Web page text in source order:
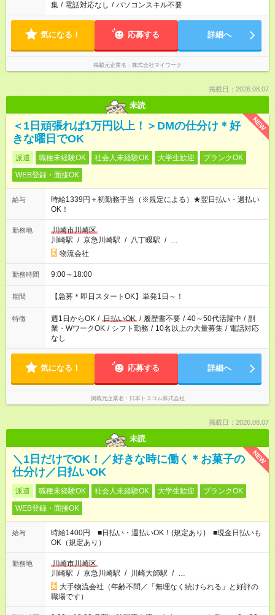
集 / 電話対応なし / パソコンスキル不要
気になる！ 応募する 詳細へ
掲載元企業名 株式会社マイワーク
掲載日：2026.08.07
未読
NEW
＜1日頑張れば1万円以上！＞DMの仕分け＊好
きな曜日でOK
派遣 職種未経験OK 社会人未経験OK 大学生歓迎
ブランクOK
WEB登録・面接OK
給与
時給1339円＋初勤務手当（※規定による）★翌日払い・週払い
OK！
勤務地
川崎市川崎区
川崎駅 / 京急川崎駅 / 八丁畷駅 / …
物流会社
勤務時間 9:00～18:00
期間 【急募＊即日スタートOK】単発1日～！
特徴 週1日からOK / 日払いOK / 履歴書不要 / 40～50代活躍中 / 副
業・WワークOK / シフト勤務 / 10名以上の大量募集 / 電話対応
なし
気になる！ 応募する 詳細へ
掲載元企業名 日本トスコム株式会社
掲載日：2026.08.07
未読
NEW
＼1日だけでOK！／好きな時に働く＊お菓子の
仕分け／日払いOK
派遣 職種未経験OK 社会人未経験OK 大学生歓迎
ブランクOK
WEB登録・面接OK
給与
時給1400円 ■日払い・週払いOK！(規定あり) ■現金日払いも
OK（規定あり）
勤務地
川崎市川崎区
川崎駅 / 京急川崎駅 / 川崎大師駅 / …
大手物流会社（年齢不問／「無理なく続けられる」と好評の
職場です）